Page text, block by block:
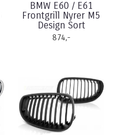
BMW E60 / E61
Frontgrill Nyrer M5
Design Sort
874,-